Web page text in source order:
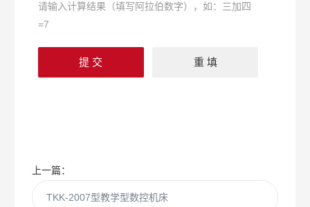
请输入计算结果（填写阿拉伯数字），如：三加四
=7
上一篇：
TKK-2007型教学型数控机床